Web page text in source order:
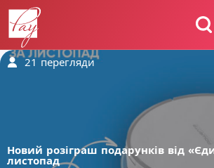
21 перегляди
Новий розіграш подарунків від
листопад